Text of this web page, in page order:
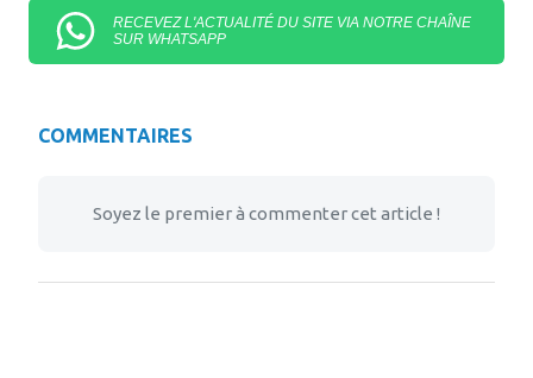
RECEVEZ L'ACTUALITÉ DU SITE VIA NOTRE CHAÎNE
SUR WHATSAPP
COMMENTAIRES
Soyez le premier à commenter cet article !